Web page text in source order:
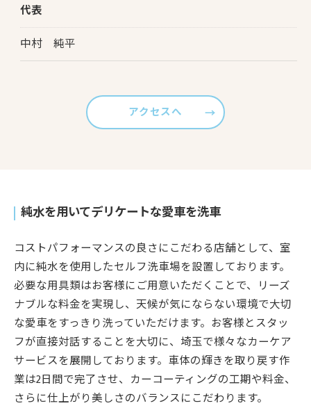
代表
中村 純平
アクセスへ
純水を用いてデリケートな愛車を洗車
コストパフォーマンスの良さにこだわる店舗として、室
内に純水を使用したセルフ洗車場を設置しております。
必要な用具類はお客様にご用意いただくことで、リーズ
ナブルな料金を実現し、天候が気にならない環境で大切
な愛車をすっきり洗っていただけます。お客様とスタッ
フが直接対話することを大切に、埼玉で様々なカーケア
サービスを展開しております。車体の輝きを取り戻す作
業は2日間で完了させ、カーコーティングの工期や料金、
さらに仕上がり美しさのバランスにこだわります。